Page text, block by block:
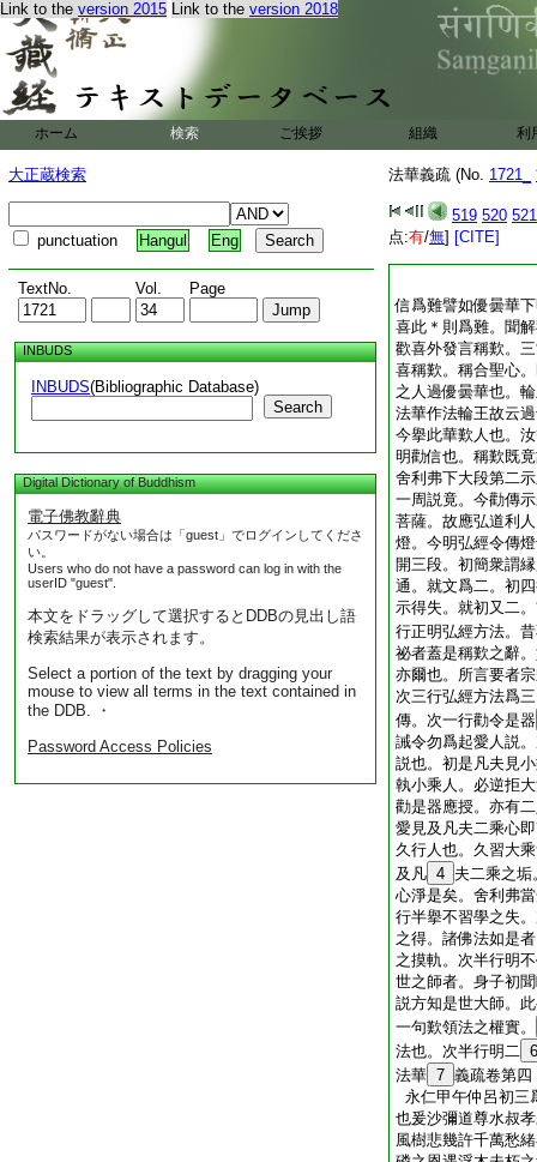
Link to the version 2015 Link to the version 2018
ホーム 検索 ご挨拶 組織 利
大正蔵検索
punctuation Hangul Eng
TextNo. Vol. Page
INBUDS
INBUDS(Bibliographic Database)
Search
Digital Dictionary of Buddhism
電子佛教辭典
パスワードがない場合は「guest」でログインしてくださ
い。
Users who do not have a password can log in with the
userID "guest".
本文をドラッグして選択するとDDBの見出し語
検索結果が表示されます。
Select a portion of the text by dragging your
mouse to view all terms in the text contained in
the DDB. ・
Password Access Policies
法華義疏 (No. 1721_
519 520 521
点:有/無] [CITE]
信爲難譬如優曇華
喜此＊則爲難。聞
歡喜外發言稱歎。
喜稱歎。稱合聖心
之人過優曇華也。
法華作法輪王故云
今擧此華歎人也。
明勸信也。稱歎既
舍利弗下大段第二
一周説竟。今勸傳
菩薩。故應弘道利
燈。今明弘經令傳
開三段。初簡衆謂
通。就文爲二。初
示得失。就初又二
行正明弘經方法。
祕者蓋是稱歎之辭
亦爾也。所言要者
次三行弘經方法爲
傳。次一行勸令是器
誡令勿爲起愛人説
説也。初是凡夫見
執小乘人。必逆拒
勸是器應授。亦有
愛見及凡夫二乘心
久行人也。久習大
及凡 4 夫二乘之
心淨是矣。舍利弗
行半擧不習學之失
之得。諸佛法如是
之摸軌。次半行明
世之師者。身子初
説方知是世大師。
一句歎領法之權實。
法也。次半行明二 6
法華 7 義疏卷第四
永仁甲午仲呂初三
也爰沙彌道尊水叔
風樹悲幾許千萬愁